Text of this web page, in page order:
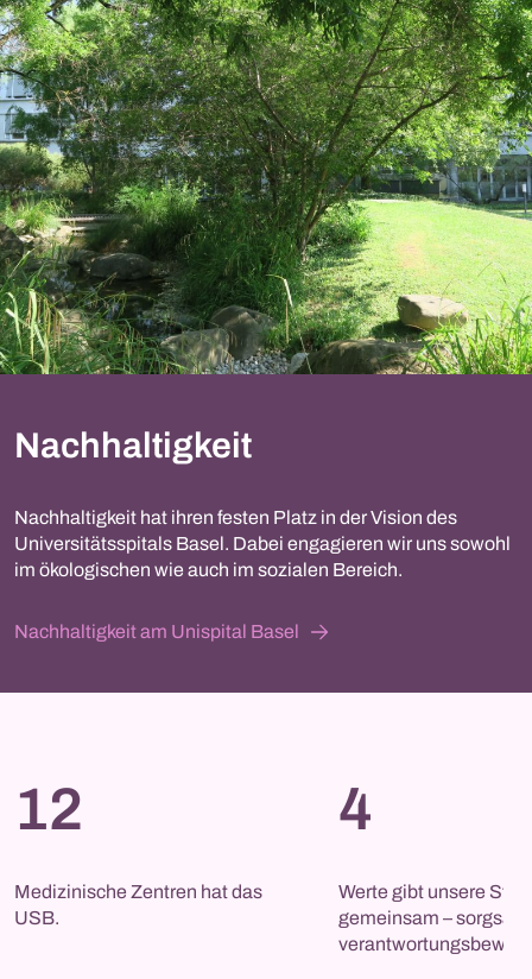
Nachhaltigkeit
Nachhaltigkeit hat ihren festen Platz in der Vision des
Universitätsspitals Basel. Dabei engagieren wir uns sowohl
im ökologischen wie auch im sozialen Bereich.
Nachhaltigkeit am Unispital Basel
12
Medizinische Zentren hat das
USB.
4
Werte gibt unsere
gemeinsam –